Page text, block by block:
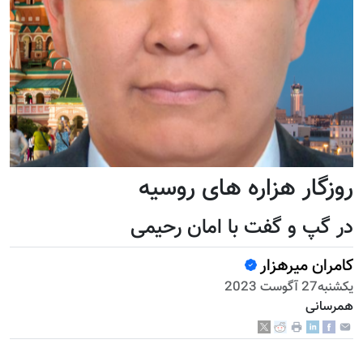
روزگار هزاره های روسیه
در گپ و گفت با امان رحیمی
کامران میرهزار
يكشنبه27 آگوست 2023
همرسانی